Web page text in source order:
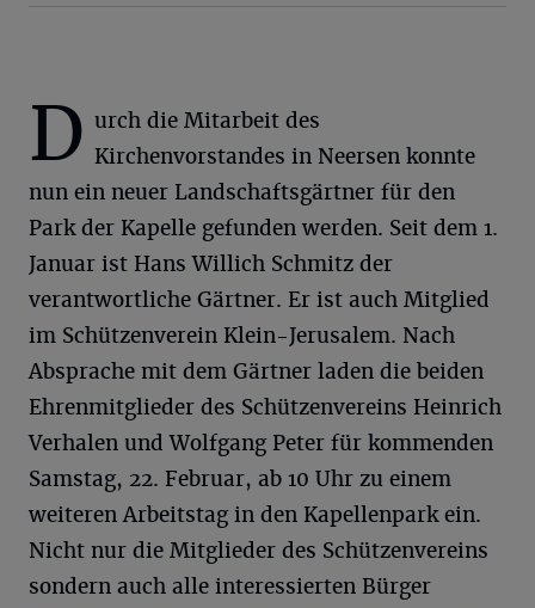
D urch die Mitarbeit des
Kirchenvorstandes in Neersen konnte
nun ein neuer Landschaftsgärtner für den
Park der Kapelle gefunden werden. Seit dem 1.
Januar ist Hans Willich Schmitz der
verantwortliche Gärtner. Er ist auch Mitglied
im Schützenverein Klein-Jerusalem. Nach
Absprache mit dem Gärtner laden die beiden
Ehrenmitglieder des Schützenvereins Heinrich
Verhalen und Wolfgang Peter für kommenden
Samstag, 22. Februar, ab 10 Uhr zu einem
weiteren Arbeitstag in den Kapellenpark ein.
Nicht nur die Mitglieder des Schützenvereins
sondern auch alle interessierten Bürger